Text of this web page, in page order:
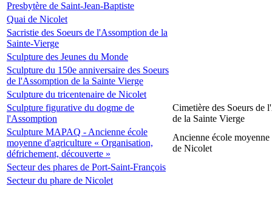
Presbytère de Saint-Jean-Baptiste
Quai de Nicolet
Sacristie des Soeurs de l'Assomption de la
Sainte-Vierge
Sculpture des Jeunes du Monde
Sculpture du 150e anniversaire des Soeurs
de l'Assomption de la Sainte Vierge
Sculpture du tricentenaire de Nicolet
Sculpture figurative du dogme de
l'Assomption
Cimetière des Soeurs de
de la Sainte Vierge
Sculpture MAPAQ - Ancienne école
moyenne d'agriculture « Organisation,
défrichement, découverte »
Ancienne école
de Nicolet
Secteur des phares de Port-Saint-François
Secteur du phare de Nicolet